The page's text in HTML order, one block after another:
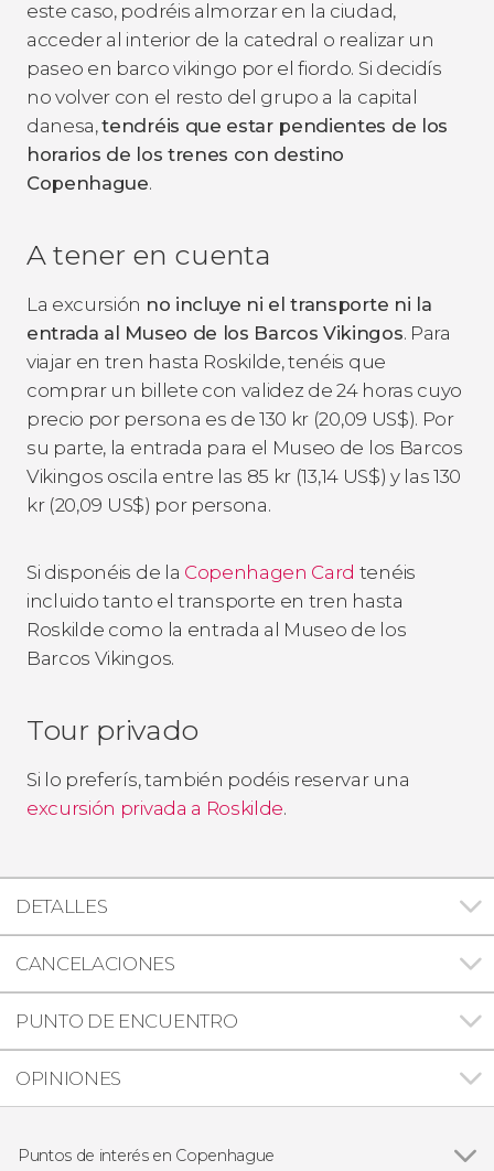
este caso, podréis almorzar en la ciudad,
acceder al interior de la catedral o realizar un
paseo en barco vikingo por el fiordo. Si decidís
no volver con el resto del grupo a la capital
danesa,tendréis que estar pendientes de los
horarios de los trenes con destino
Copenhague.
A tener en cuenta
La excursión no incluye ni el transporte ni la
entrada al Museo de los Barcos Vikingos. Para
viajar en tren hasta Roskilde, tenéis que
comprar un billete con validez de 24 horas cuyo
precio por persona es de 130 kr (20,09 US$). Por
su parte, la entrada para el Museo de los Barcos
Vikingos oscila entre las 85 kr (13,14 US$) y las 130
kr(20,09 US$) por persona.
Si disponéis de la Copenhagen Card tenéis
incluido tanto el transporte en tren hasta
Roskilde como la entrada al Museo de los
Barcos Vikingos.
Tour privado
Si lo preferís, también podéis reservar una
excursión privada a Roskilde.
DETALLES
CANCELACIONES
PUNTO DE ENCUENTRO
OPINIONES
Puntos de interés en Copenhague